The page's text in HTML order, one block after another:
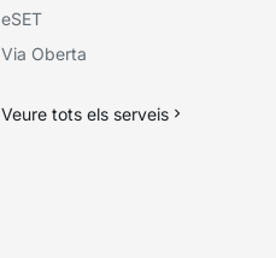
eSET
Via Oberta
Veure tots els serveis